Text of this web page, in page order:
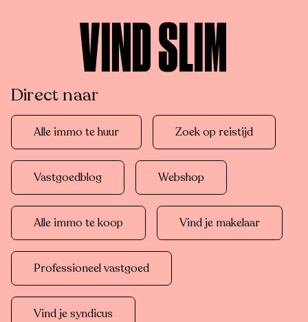
VIND SLIM
Direct naar
Alle immo te huur Zoek op reistijd
Vastgoedblog Webshop
Alle immo te koop Vind je makelaar
Professioneel vastgoed
Vind je syndicus